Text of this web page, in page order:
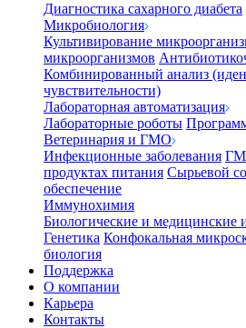
Диагностика сахарного диабета
Микробиология
Культивирование
микроорганизмов
Комбинированный анализ
чувствительности)
Лабораторная автоматизация
Лабораторные роботы
Ветеринария и ГМО
Инфекционные заболевания
продуктах питания Сырьевой
обеспечение
Иммунохимия
Биологические и медицинские
Генетика Конфокальная
биология
Поддержка
О компании
Карьера
Контакты